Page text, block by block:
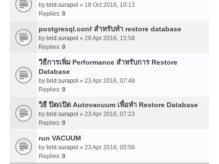
by brid.surapol » 18 Oct 2016, 10:13
Replies: 0
postgresql.conf สำหรับทำ restore database
by brid.surapol » 29 Apr 2016, 15:58
Replies: 0
วิธีการเพิ่ม Performance สำหรับการ Restore
Database
by brid.surapol » 23 Apr 2016, 07:48
Replies: 0
วิธี ปิด/เปิด Autovacuum เพื่อทำ Restore Database
by brid.surapol » 23 Apr 2016, 07:23
Replies: 0
run VACUUM
by brid.surapol » 23 Apr 2016, 05:58
Replies: 0